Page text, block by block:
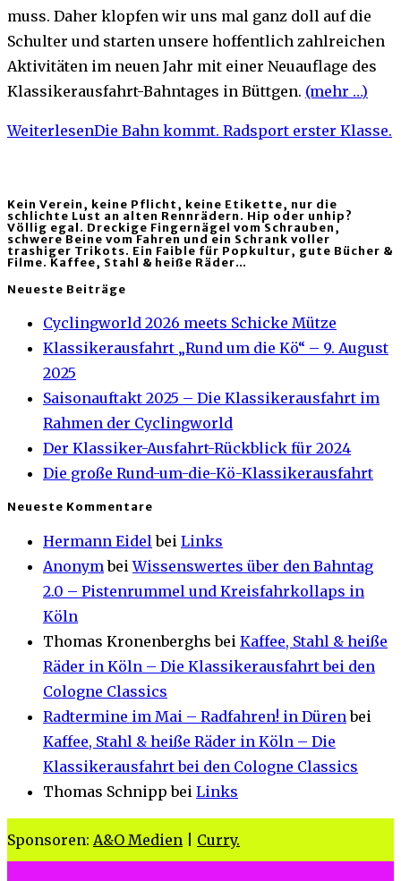
muss. Daher klopfen wir uns mal ganz doll auf die
Schulter und starten unsere hoffentlich zahlreichen
Aktivitäten im neuen Jahr mit einer Neuauflage des
Klassikerausfahrt-Bahntages in Büttgen. (mehr …)
WeiterlesenDie Bahn kommt. Radsport erster Klasse.
Kein Verein, keine Pflicht, keine Etikette, nur die
schlichte Lust an alten Rennrädern. Hip oder unhip?
Völlig egal. Dreckige Fingernägel vom Schrauben,
schwere Beine vom Fahren und ein Schrank voller
trashiger Trikots. Ein Faible für Popkultur, gute Bücher &
Filme. Kaffee, Stahl & heiße Räder…
Neueste Beiträge
Cyclingworld 2026 meets Schicke Mütze
Klassikerausfahrt „Rund um die Kö“ – 9. August
2025
Saisonauftakt 2025 – Die Klassikerausfahrt im
Rahmen der Cyclingworld
Der Klassiker-Ausfahrt-Rückblick für 2024
Die große Rund-um-die-Kö-Klassikerausfahrt
Neueste Kommentare
Hermann Eidel bei Links
Anonym beiWissenswertes über den Bahntag
2.0 – Pistenrummel und Kreisfahrkollaps in
Köln
Thomas Kronenberghs bei Kaffee, Stahl & heiße
Räder in Köln – Die Klassikerausfahrt bei den
Cologne Classics
Radtermine im Mai – Radfahren! in Düren bei
Kaffee, Stahl & heiße Räder in Köln – Die
Klassikerausfahrt bei den Cologne Classics
Thomas Schnipp bei Links
Sponsoren: A&O Medien Curry.